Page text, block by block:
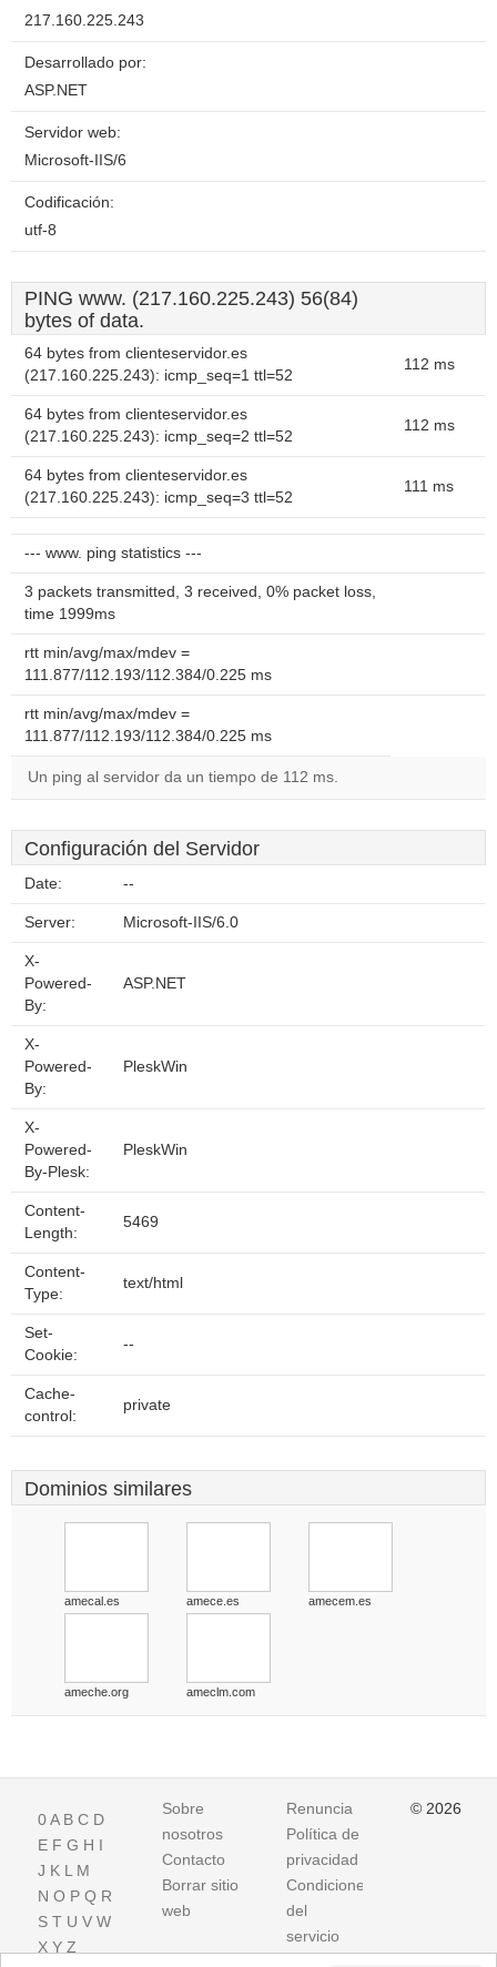
217.160.225.243
Desarrollado por:
ASP.NET
Servidor web:
Microsoft-IIS/6
Codificación:
utf-8
PING www. (217.160.225.243) 56(84)
bytes of data.
64 bytes from clienteservidor.es
(217.160.225.243): icmp_seq=1 ttl=52
112 ms
64 bytes from clienteservidor.es
(217.160.225.243): icmp_seq=2 ttl=52
112 ms
64 bytes from clienteservidor.es
(217.160.225.243): icmp_seq=3 ttl=52
111 ms
--- www. ping statistics ---
3 packets transmitted, 3 received, 0% packet loss,
time 1999ms
rtt min/avg/max/mdev =
111.877/112.193/112.384/0.225 ms
rtt min/avg/max/mdev =
111.877/112.193/112.384/0.225 ms
Un ping al servidor da un tiempo de 112 ms.
Configuración del Servidor
Date: --
Server: Microsoft-IIS/6.0
X-
Powered-
By:
ASP.NET
X-
Powered-
By:
PleskWin
X-
Powered-
By-Plesk:
PleskWin
Content-
Length:
5469
Content-
Type:
text/html
Set-
Cookie:
--
Cache-
control:
private
Dominios similares
amecal.es amece.es amecem.es
ameche.org ameclm.com
0A B C D
E F G H I
J K L M
N O P Q R
S T U V W
X Y Z
Sobre
nosotros
Contacto
Borrar sitio
web
Renuncia
Política de
privacidad
Condiciones
del
servicio
© 2026